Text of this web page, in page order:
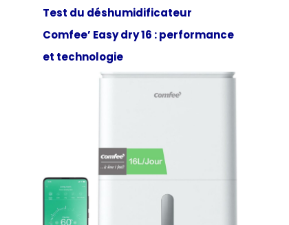
Test du déshumidificateur
Comfee’ Easy dry 16 : performance
et technologie